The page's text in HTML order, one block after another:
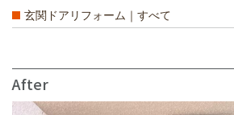
玄関ドアリフォーム｜すべて
After